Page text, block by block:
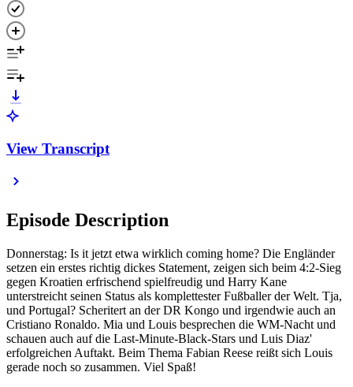
View Transcript
Episode Description
Donnerstag: Is it jetzt etwa wirklich coming home? Die Engländer
setzen ein erstes richtig dickes Statement, zeigen sich beim 4:2-Sieg
gegen Kroatien erfrischend spielfreudig und Harry Kane
unterstreicht seinen Status als komplettester Fußballer der Welt. Tja,
und Portugal? Scheritert an der DR Kongo und irgendwie auch an
Cristiano Ronaldo. Mia und Louis besprechen die WM-Nacht und
schauen auch auf die Last-Minute-Black-Stars und Luis Diaz'
erfolgreichen Auftakt. Beim Thema Fabian Reese reißt sich Louis
gerade noch so zusammen. Viel Spaß!